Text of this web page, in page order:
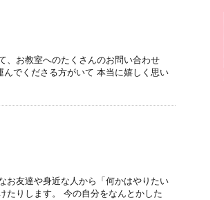
教室へのたくさんのお問い合わせ
でくださる方がいて 本当に嬉しく思い
達や身近な人から「何かはやりたい
たりします。 今の自分をなんとかした